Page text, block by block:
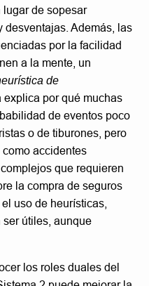
lugar de sopesar
desventajas. Además, las
por la facilidad
a la mente, un
de
explica por qué muchas
de eventos poco
o de tiburones, pero
accidentes
que requieren
la compra de seguros
uso de heurísticas,
útiles, aunque
los roles duales del